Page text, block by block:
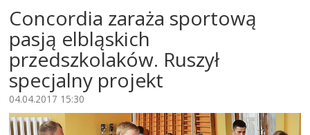
Concordia zaraża sportową
pasją elbląskich
przedszkolaków. Ruszył
specjalny projekt
04.04.2017 15:30